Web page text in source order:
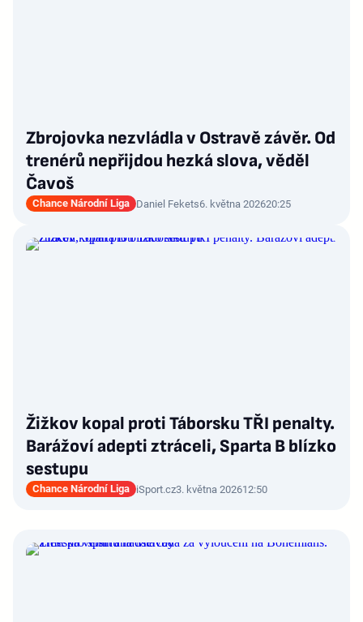
Zbrojovka nezvládla v Ostravě závěr. Od
trenérů nepřijdou hezká slova, věděl
Čavoš
Chance Národní Liga Daniel Fekets6. května 202620:25
Žižkov kopal proti Táborsku TŘI penalty.
Barážoví adepti ztráceli, Sparta B blízko
sestupu
Chance Národní Liga iSport.cz3. května 202612:50